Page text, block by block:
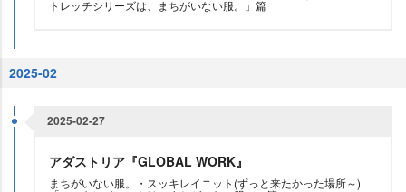
トレッチシリーズは、まちがいない服。」篇
2025-02
2025-02-27
アダストリア『GLOBAL WORK』
まちがいない服。・スッキレイニット(ずっと来たかった場所～)